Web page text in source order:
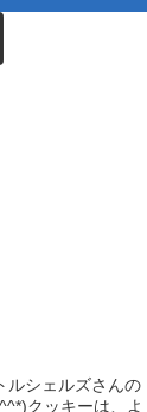
ルシェルズさんの
クッキーは、よ